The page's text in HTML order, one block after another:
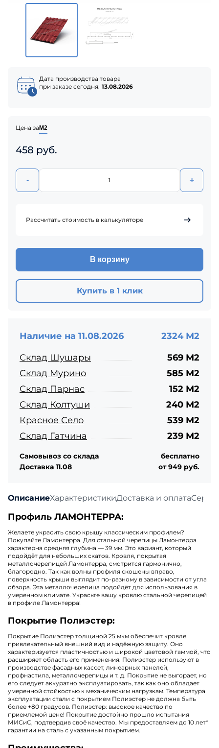
ОписаниеХарактеристикиДоставка и оплата
Профиль ЛАМОНТЕРРА:
Желаете украсить свою крышу классическим профилем?
Покупайте Ламонтерра. Для стальной черепицы Ламонтерра
характерна средняя глубина — 39 мм. Это вариант, который
подойдёт для небольших скатов. Кровля, покрытая
металлочерепицей Ламонтерра, смотрится гармонично,
благородно. Так как волны профиля скошены вправо,
поверхность крыши выглядит по-разному в зависимости от угла
обзора. Эта металлочерепица подойдёт для использования в
умеренном климате. Украсьте вашу кровлю стальной черепицей
в профиле Ламонтерра!
Покрытие Полиэстер:
Покрытие Полиэстер толщиной 25 мкм обеспечит кровле
привлекательный внешний вид и надёжную защиту. Оно
характеризуется пластичностью и широкой цветовой гаммой, что
расширяет область его применения: Полиэстер используют в
производстве фасадных кассет, линеарных панелей,
профнастила, металлочерепицы и т. д. Покрытие не выгорает, но
его следует аккуратно эксплуатировать, так как оно обладает
умеренной стойкостью к механическим нагрузкам. Температура
эксплуатации стали с покрытием Полиэстер не должна быть
более +80 градусов. Полиэстер: высокое качество по
приемлемой цене! Покрытие достойно прошло испытания
МИСиС, подтвердив своё качество. Мы предоставляем до 10 лет*
гарантии на сталь с указанным покрытием.
Дата производства товара
при заказе сегодня: 13.08.2026
Цена заМ2
458 руб.
- +
Рассчитать стоимость в калькуляторе
В корзину
Купить в 1 клик
Наличие на 11.08.2026
2324 М2
Склад Шушары
569 М2
Склад Мурино
585 М2
Склад Парнас
152 М2
Склад Колтуши
240 М2
Красное Село
539 М2
Склад Гатчина
239 М2
Самовывоз со склада
бесплатно
Доставка 11.08
от 949 руб.